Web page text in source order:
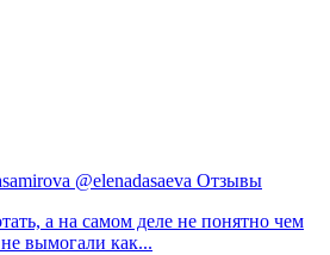
@elenadasaeva Отзывы
а на самом деле не понятно чем
вымогали как...